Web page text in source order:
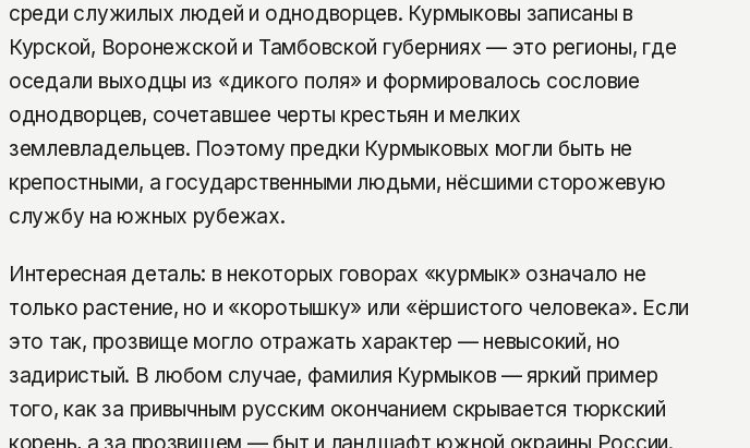
среди служилых людей и однодворцев. Курмыковы записаны в
Курской, Воронежской и Тамбовской губерниях — это регионы, где
оседали выходцы из «дикого поля» и формировалось сословие
однодворцев, сочетавшее черты крестьян и мелких
землевладельцев. Поэтому предки Курмыковых могли быть не
крепостными, а государственными людьми, нёсшими сторожевую
службу на южных рубежах.
Интересная деталь: в некоторых говорах «курмык» означало не
только растение, но и «коротышку» или «ёршистого человека». Если
это так, прозвище могло отражать характер — невысокий, но
задиристый. В любом случае, фамилия Курмыков — яркий пример
того, как за привычным русским окончанием скрывается тюркский